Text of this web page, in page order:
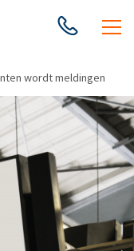
wordt meldingen